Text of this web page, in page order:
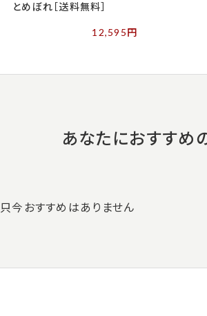
とめぼれ［送料無料］
12,595円
あなたにおすすめ
只今おすすめはありません